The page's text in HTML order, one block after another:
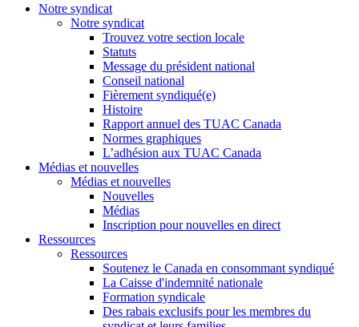
Notre syndicat
Notre syndicat
Trouvez votre section locale
Statuts
Message du président national
Conseil national
Fièrement syndiqué(e)
Histoire
Rapport annuel des TUAC Canada
Normes graphiques
L’adhésion aux TUAC Canada
Médias et nouvelles
Médias et nouvelles
Nouvelles
Médias
Inscription pour nouvelles en direct
Ressources
Ressources
Soutenez le Canada en consommant syndiqué
La Caisse d'indemnité nationale
Formation syndicale
Des rabais exclusifs pour les membres du